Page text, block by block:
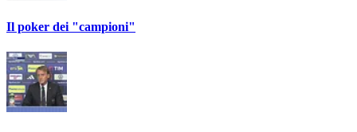
Il poker dei "campioni"